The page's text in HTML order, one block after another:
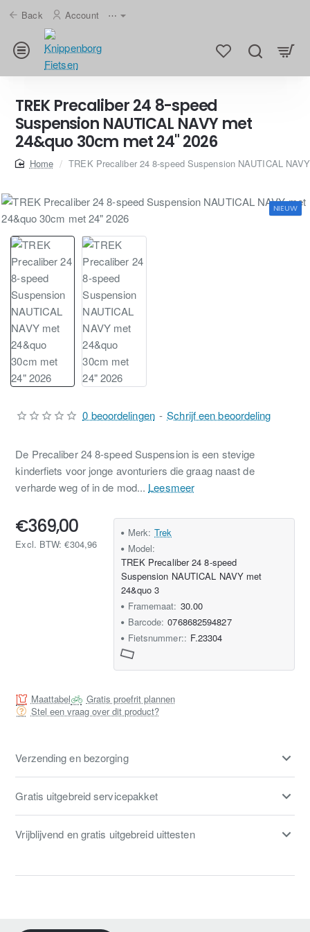
Back Account ⋯
TREK Precaliber 24 8-speed
Suspension NAUTICAL NAVY met
24&quo 30cm met 24" 2026
homeTREK Precaliber 24 8-speed Suspension NAUTICAL
NIEUW
De Precaliber 24 8-speed Suspension is een stevige
kinderfiets voor jonge avonturiers die graag naast de
verharde weg of in de mod... Leesmeer
0 beoordelingen - Schrijf een beoordeling
€369,00
Excl. BTW: €304,96
Merk: Trek
Model:
TREK Precaliber 24 8-speed
Suspension NAUTICAL NAVY met
24&quo 3
Framemaat: 30.00
Barcode: 0768682594827
Fietsnummer:: F.23304
Maattabel
Gratis proefrit plannen
Stel een vraag over dit product?
Verzending en bezorging
Gratis uitgebreid servicepakket
Vrijblijvend en gratis uitgebreid uittesten